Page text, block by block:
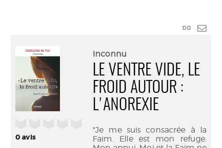
Lien
0avis
Inconnu
LE VENTRE VIDE, LE
FROID AUTOUR :
L'ANOREXIE
"Je me suis consacrée à la
Faim. Elle est mon refuge.